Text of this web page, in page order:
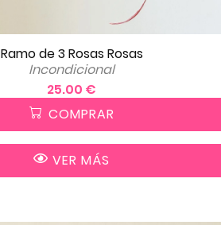
Ramo de 3 Rosas Rosas
Incondicional
25.00 €
COMPRAR
VER MÁS